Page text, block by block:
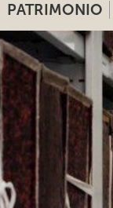
PATRIMONIO